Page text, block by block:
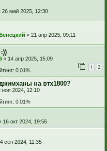
26 май 2025, 12:30
« 21 апр 2025, 09:11
« 14 апр 2025, 15:09
1 2
0.01%
на втх1800?
ноя 2024, 12:10
0.01%
16 окт 2024, 19:56
сен 2024, 11:35